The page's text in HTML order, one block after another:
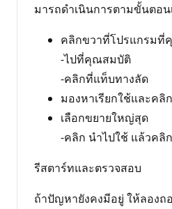
มารถดําเนินการตามขั้นตอน
คลิกขวาที่โปรแกรมที่
-ไปที่คุณสมบัติ
-คลิกที่แท็บทางลัด
มองหาเรียกใช้และคลิ
เลือกขยายใหญ่สุด
-คลิก นําไปใช้ แล้วคลิ
รีสตาร์ทและตรวจสอบ
ถ้าปัญหายังคงมีอยู่ ให้ลองถ